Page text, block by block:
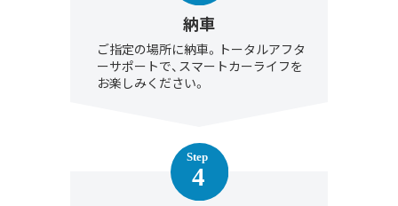
納車
ご指定の場所に納車。トータルアフタ
ーサポートで、スマートカーライフを
お楽しみください。